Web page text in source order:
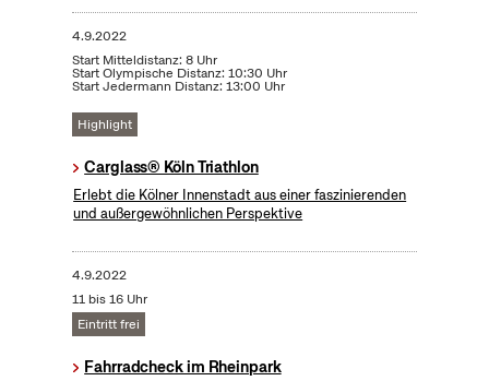
4.9.2022
Start Mitteldistanz: 8 Uhr
Start Olympische Distanz: 10:30 Uhr
Start Jedermann Distanz: 13:00 Uhr
Highlight
Carglass® Köln Triathlon
Erlebt die Kölner Innenstadt aus einer faszinierenden
und außergewöhnlichen Perspektive
4.9.2022
11 bis 16 Uhr
Eintritt frei
Fahrradcheck im Rheinpark